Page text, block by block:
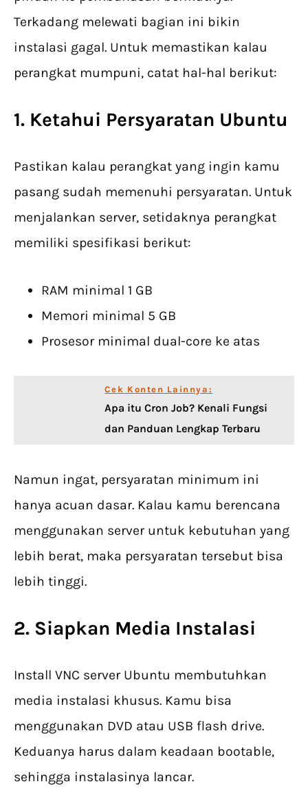
Terkadang melewati bagian ini bikin
instalasi gagal. Untuk memastikan kalau
perangkat mumpuni, catat hal-hal berikut:
1. Ketahui Persyaratan Ubuntu
Pastikan kalau perangkat yang ingin kamu
pasang sudah memenuhi persyaratan. Untuk
menjalankan server, setidaknya perangkat
memiliki spesifikasi berikut:
RAM minimal 1 GB
Memori minimal 5 GB
Prosesor minimal dual-core ke atas
Cek Konten Lainnya:
Apa itu Cron Job? Kenali Fungsi
dan Panduan Lengkap Terbaru
Namun ingat, persyaratan minimum ini
hanya acuan dasar. Kalau kamu berencana
menggunakan server untuk kebutuhan yang
lebih berat, maka persyaratan tersebut bisa
lebih tinggi.
2. Siapkan Media Instalasi
Install VNC server Ubuntu membutuhkan
media instalasi khusus. Kamu bisa
menggunakan DVD atau USB flash drive.
Keduanya harus dalam keadaan bootable,
sehingga instalasinya lancar.